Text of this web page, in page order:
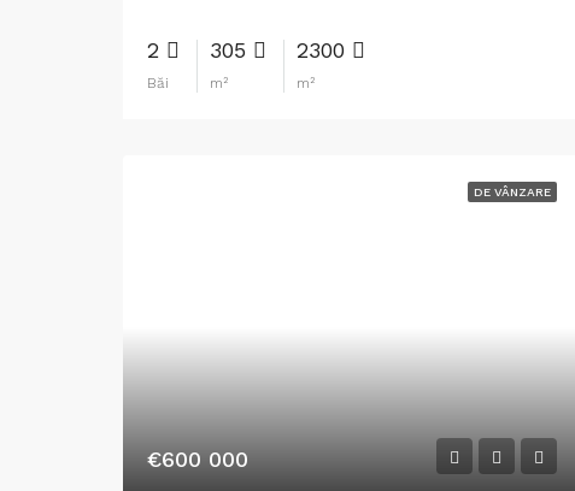
2
Băi
305
m²
2300
m²
DE VÂNZARE
€600 000